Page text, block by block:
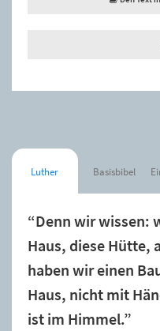
Luther Basisbibel
“Denn wir wissen:
Haus, diese Hütte,
haben wir einen
Haus, nicht mit
ist im Himmel.”